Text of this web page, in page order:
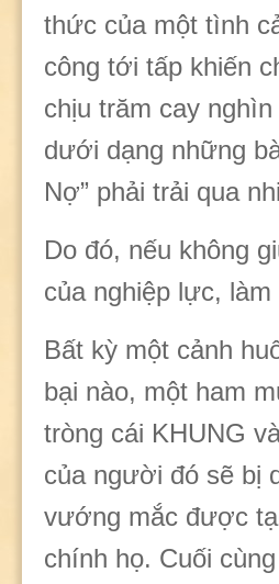
thức của một tình
công tới tấp khiến
chịu trăm cay
dưới dạng những
Nợ” phải trải qua
Do đó, nếu không
của nghiệp lực,
Bất kỳ một cảnh
bại nào, một ham
tròng cái KHUNG
của người đó sẽ bị
vướng mắc được
chính họ. Cuối